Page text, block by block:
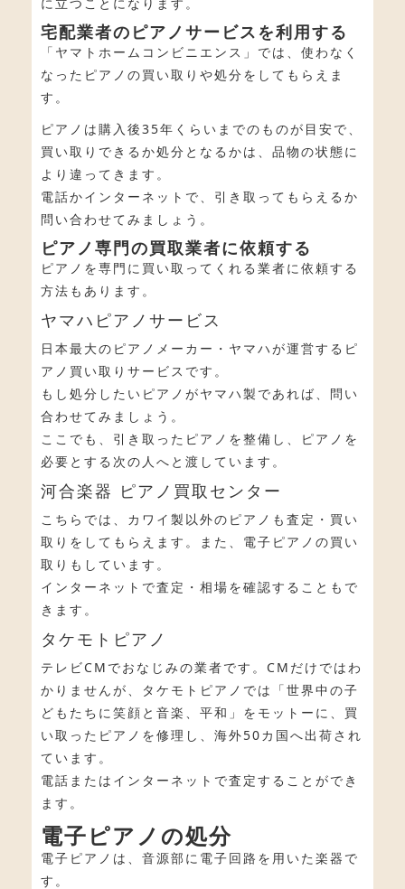
宅配業者のピアノサービスを利用する
「ヤマトホームコンビニエンス」では、使わなく
なったピアノの買い取りや処分をしてもらえま
す。
ピアノは購入後35年くらいまでのものが目安で、
買い取りできるか処分となるかは、品物の状態に
より違ってきます。
電話かインターネットで、引き取ってもらえるか
問い合わせてみましょう。
ピアノ専門の買取業者に依頼する
ピアノを専門に買い取ってくれる業者に依頼する
方法もあります。
ヤマハピアノサービス
日本最大のピアノメーカー・ヤマハが運営するピ
アノ買い取りサービスです。
もし処分したいピアノがヤマハ製であれば、問い
合わせてみましょう。
ここでも、引き取ったピアノを整備し、ピアノを
必要とする次の人へと渡しています。
河合楽器 ピアノ買取センター
こちらでは、カワイ製以外のピアノも査定・買い
取りをしてもらえます。また、電子ピアノの買い
取りもしています。
インターネットで査定・相場を確認することもで
きます。
タケモトピアノ
テレビCMでおなじみの業者です。CMだけではわ
かりませんが、タケモトピアノでは「世界中の子
どもたちに笑顔と音楽、平和」をモットーに、買
い取ったピアノを修理し、海外50カ国へ出荷され
ています。
電話またはインターネットで査定することができ
ます。
電子ピアノの処分
電子ピアノは、音源部に電子回路を用いた楽器で
す。